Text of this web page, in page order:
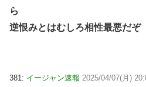
ら
逆恨みとはむしろ相性最悪だぞ
381: イージャン速報 2025/04/07(月)